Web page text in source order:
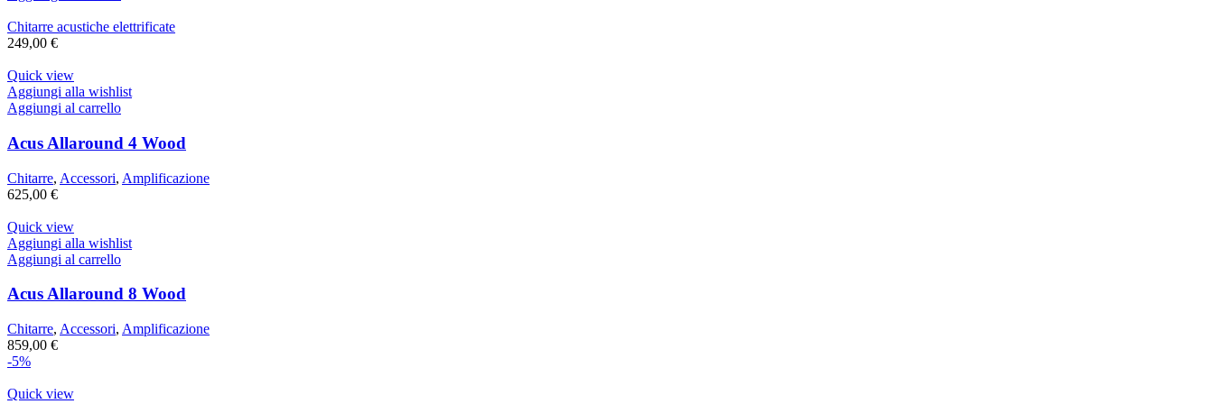
Chitarre acustiche elettrificate
249,00 €
Quick view
Aggiungi alla wishlist
Aggiungi al carrello
Acus Allaround 4 Wood
Chitarre, Accessori, Amplificazione
625,00 €
Quick view
Aggiungi alla wishlist
Aggiungi al carrello
Acus Allaround 8 Wood
Chitarre, Accessori, Amplificazione
859,00 €
-5%
Quick view